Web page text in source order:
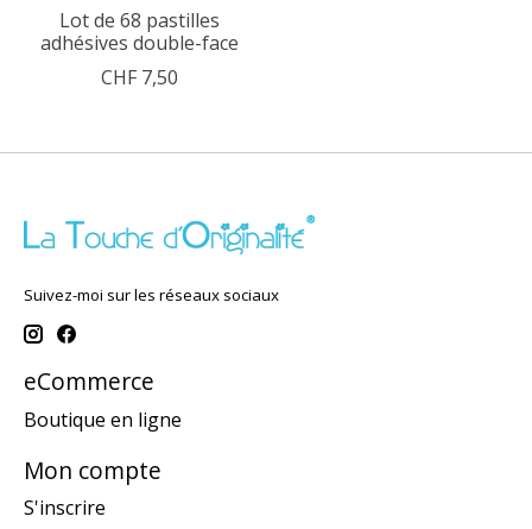
Lot de 68 pastilles
adhésives double-face
CHF 7,50
Suivez-moi sur les réseaux sociaux
eCommerce
Boutique en ligne
Mon compte
S'inscrire